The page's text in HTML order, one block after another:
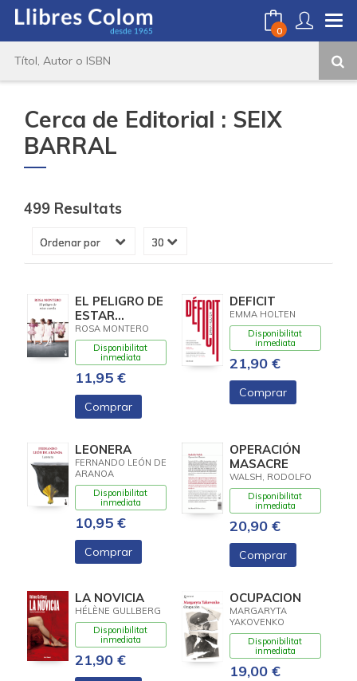
0
Cerca de Editorial : SEIX
BARRAL
499 Resultats
EL PELIGRO DE
ESTAR
CUERDA
ROSA MONTERO
Disponibilitat
inmediata
11,95 €
Comprar
DEFICIT
EMMA HOLTEN
Disponibilitat
inmediata
21,90 €
Comprar
LEONERA
FERNANDO LEÓN DE
ARANOA
Disponibilitat
inmediata
10,95 €
Comprar
OPERACIÓN
MASACRE
WALSH, RODOLFO
Disponibilitat
inmediata
20,90 €
Comprar
LA NOVICIA
HÉLÈNE GULLBERG
Disponibilitat
inmediata
21,90 €
OCUPACION
MARGARYTA
YAKOVENKO
Disponibilitat
inmediata
19,00 €